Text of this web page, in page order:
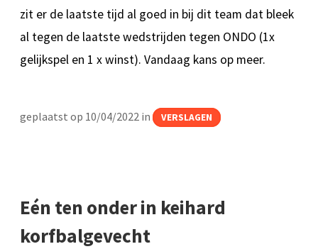
zit er de laatste tijd al goed in bij dit team dat bleek
al tegen de laatste wedstrijden tegen ONDO (1x
gelijkspel en 1 x winst). Vandaag kans op meer.
geplaatst op 10/04/2022 in VERSLAGEN
Eén ten onder in keihard
korfbalgevecht